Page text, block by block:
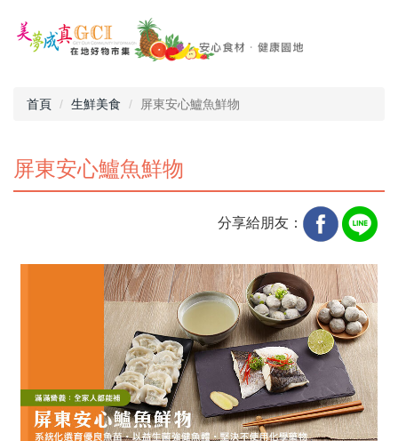
首頁 生鮮美食 屏東安心鱸魚鮮物
屏東安心鱸魚鮮物
分享給朋友：